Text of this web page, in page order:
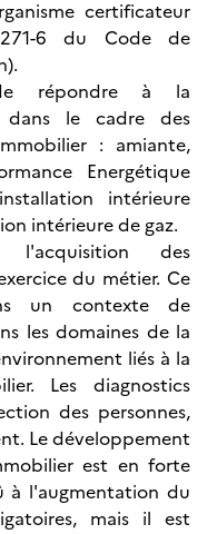
certificateur
6 du Code de
répondre à la
dans le cadre des
: amiante,
Energétique
intérieure
intérieure de gaz.
des
du métier. Ce
un contexte de
les domaines de la
liés à la
Les diagnostics
des personnes,
Le développement
est en forte
à l'augmentation du
mais il est